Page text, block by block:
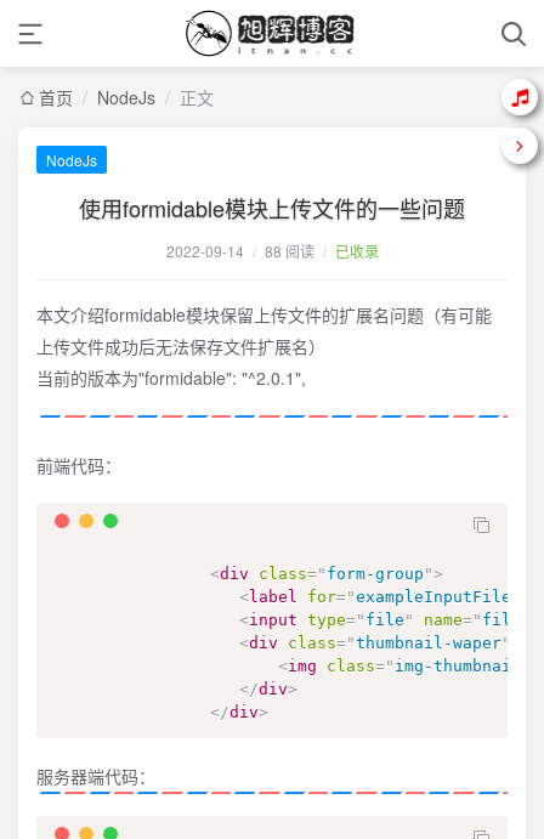
首页 / NodeJs / 正文
NodeJs
使用formidable模块上传文件的一些问题
2022-09-14 / 88 阅读 / 已收录
本文介绍formidable模块保留上传文件的扩展名问题（有可能
上传文件成功后无法保存文件扩展名）
当前的版本为"formidable": "^2.0.1",
前端代码：
<div class=" form-group ">
<label for="exampleInputFile
<input type=" file " name=" file
<div class="thumbnail-waper"
<img class=" img-thumbnail
</div>
</div>
服务器端代码：